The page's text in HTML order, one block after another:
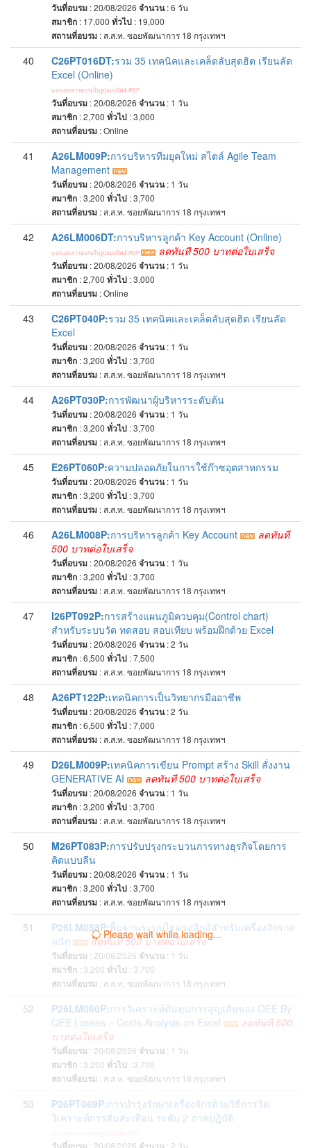
วันที่อบรม : 20/08/2026 จำนวน: 6 วัน
สมาชิก : 17,000 ทั่วไป : 19,000
สถานที่อบรม : ส.ส.ท. ซอยพัฒนาการ 18 กรุงเทพฯ
40 C26PT016DT:รวม 35 เทคนิคและเคล็ดลับสุดฮิต เรียนลัด
Excel (Online)
แจกเอกสารอบรมในรูปแบบไฟล์ PDF
วันที่อบรม : 20/08/2026 จำนวน: 1 วัน
สมาชิก : 2,700 ทั่วไป : 3,000
สถานที่อบรม :Online
41 A26LM009P:การบริหารทีมยุคใหม่ สไตล์ Agile Team
Management
วันที่อบรม : 20/08/2026 จำนวน: 1 วัน
สมาชิก : 3,200 ทั่วไป : 3,700
สถานที่อบรม : ส.ส.ท. ซอยพัฒนาการ 18 กรุงเทพฯ
42 A26LM006DT:การบริหารลูกค้า Key Account (Online)
แจกเอกสารอบรมในรูปแบบไฟล์ PDF ลดทันที 500 บาทต่อใบเสร็จ
วันที่อบรม : 20/08/2026 จำนวน: 1 วัน
สมาชิก : 2,700 ทั่วไป : 3,000
สถานที่อบรม :Online
43 C26PT040P:รวม 35 เทคนิคและเคล็ดลับสุดฮิต เรียนลัด
Excel
วันที่อบรม : 20/08/2026 จำนวน: 1 วัน
สมาชิก : 3,200 ทั่วไป : 3,700
สถานที่อบรม : ส.ส.ท. ซอยพัฒนาการ 18 กรุงเทพฯ
44 A26PT030P:การพัฒนาผู้บริหารระดับต้น
วันที่อบรม : 20/08/2026 จำนวน: 1 วัน
สมาชิก : 3,200 ทั่วไป : 3,700
สถานที่อบรม : ส.ส.ท. ซอยพัฒนาการ 18 กรุงเทพฯ
45 E26PT060P:ความปลอดภัยในการใช้ก๊าซอุตสาหกรรม
วันที่อบรม : 20/08/2026 จำนวน: 1 วัน
สมาชิก : 3,200 ทั่วไป : 3,700
สถานที่อบรม : ส.ส.ท. ซอยพัฒนาการ 18 กรุงเทพฯ
46 A26LM008P:การบริหารลูกค้า Key Account
ลดทันที
500 บาทต่อใบเสร็จ
วันที่อบรม : 20/08/2026 จำนวน: 1 วัน
สมาชิก : 3,200 ทั่วไป : 3,700
สถานที่อบรม : ส.ส.ท. ซอยพัฒนาการ 18 กรุงเทพฯ
47 I26PT092P:การสร้างแผนภูมิควบคุม(Control chart)
สำหรับระบบวัด ทดสอบ สอบเทียบ พร้อมฝึกด้วย Excel
วันที่อบรม : 20/08/2026 จำนวน: 2 วัน
สมาชิก : 6,500 ทั่วไป : 7,500
สถานที่อบรม : ส.ส.ท. ซอยพัฒนาการ 18 กรุงเทพฯ
48 A26PT122P:เทคนิคการเป็นวิทยากรมืออาชีพ
วันที่อบรม : 20/08/2026 จำนวน: 2 วัน
สมาชิก : 6,500 ทั่วไป : 7,000
สถานที่อบรม : ส.ส.ท. ซอยพัฒนาการ 18 กรุงเทพฯ
49 D26LM009P:เทคนิคการเขียน Prompt สร้าง Skill สั่งงาน
GENERATIVE AI
ลดทันที 500 บาทต่อใบเสร็จ
วันที่อบรม : 20/08/2026 จำนวน: 1 วัน
สมาชิก : 3,200 ทั่วไป : 3,700
สถานที่อบรม : ส.ส.ท. ซอยพัฒนาการ 18 กรุงเทพฯ
50 M26PT083P:การปรับปรุงกระบวนการทางธุรกิจโดยการ
คิดแบบลีน
วันที่อบรม : 20/08/2026 จำนวน: 1 วัน
สมาชิก : 3,200 ทั่วไป : 3,700
สถานที่อบรม : ส.ส.ท. ซอยพัฒนาการ 18 กรุงเทพฯ
51 P26LM058P:พื้นฐานระบบไฮดรอลิกส์สำหรับเครื่องจักรกล
หนัก
ลดทันที 500 บาทต่อใบเสร็จ
วันที่อบรม : 20/08/2026 จำนวน : 1 วัน
สมาชิก : 3,200 ทั่วไป : 3,700
สถานที่อบรม : ส.ส.ท. ซอยพัฒนาการ 18 กรุงเทพฯ
52 P26LM060P:การวิเคราะห์ต้นทุนการสูญเสียของ OEE By
QEE Losses – Costs Analysis on Excel
ลดทันที 500
บาทต่อใบเสร็จ
วันที่อบรม : 20/08/2026 จำนวน : 1 วัน
สมาชิก : 3,200 ทั่วไป : 3,700
สถานที่อบรม : ส.ส.ท. ซอยพัฒนาการ 18 กรุงเทพฯ
53 P26PT069P:การบำรุงรักษาเครื่องจักรด้วยวิธีการวัด
วิเคราะห์การสั่นสะเทือน ระดับ 2 ภาคปฏิบัติ
Please wait while loading...